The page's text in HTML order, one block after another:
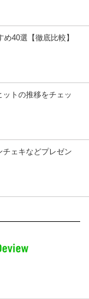
40選【徹底比較】
トの推移をチェッ
ェキなどプレゼン